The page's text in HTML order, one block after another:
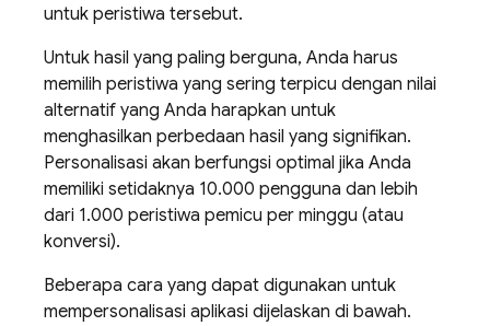
untuk peristiwa tersebut.
Untuk hasil yang paling berguna, Anda harus
memilih peristiwa yang sering terpicu dengan nilai
alternatif yang Anda harapkan untuk
menghasilkan perbedaan hasil yang signifikan.
Personalisasi akan berfungsi optimal jika Anda
memiliki setidaknya 10.000 pengguna dan lebih
dari 1.000 peristiwa pemicu per minggu (atau
konversi).
Beberapa cara yang dapat digunakan untuk
mempersonalisasi aplikasi dijelaskan di bawah.